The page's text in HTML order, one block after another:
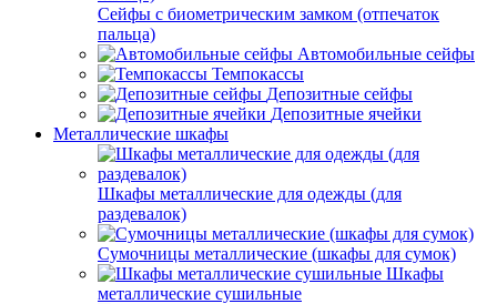
Сейфы с биометрическим замком (отпечаток
пальца)
Автомобильные сейфы
Темпокассы
Депозитные сейфы
Депозитные ячейки
Металлические шкафы
Шкафы металлические для одежды (для
раздевалок)
Сумочницы металлические (шкафы для сумок)
Шкафы
металлические сушильные